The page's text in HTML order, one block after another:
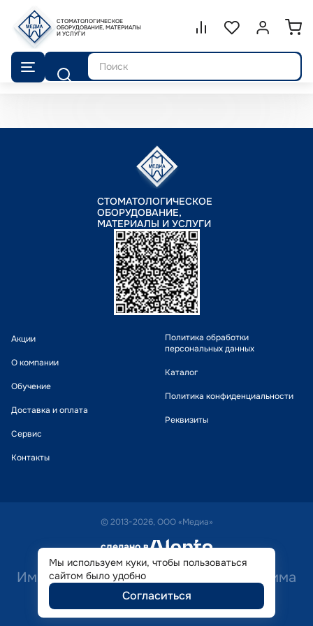
СТОМАТОЛОГИЧЕСКОЕ
ОБОРУДОВАНИЕ, МАТЕРИАЛЫ
И УСЛУГИ
Сравнение.
СписокВойти или
Поиск
СТОМАТОЛОГИЧЕСКОЕ
ОБОРУДОВАНИЕ,
МАТЕРИАЛЫ И УСЛУГИ
Акции
О компании
Обучение
Доставка и оплата
Сервис
Контакты
Политика обработки
персональных данных
Каталог
Политика конфиденциальности
Реквизиты
© 2013-2026, ООО «Медиа»
сделано в alente
Имеются противопоказания. Необходима
консультация специалиста.
Мы используем куки, чтобы пользоваться
сайтом было удобно
Согласиться